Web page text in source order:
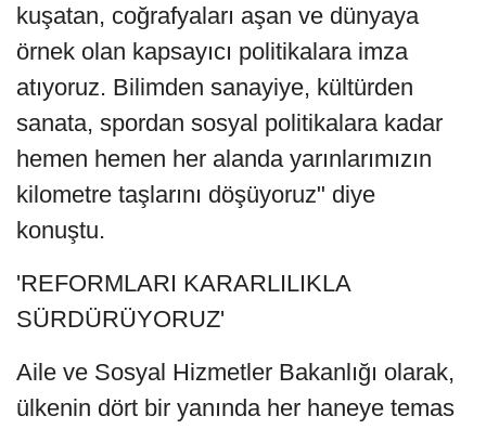
kuşatan, coğrafyaları aşan ve dünyaya
örnek olan kapsayıcı politikalara imza
atıyoruz. Bilimden sanayiye, kültürden
sanata, spordan sosyal politikalara kadar
hemen hemen her alanda yarınlarımızın
kilometre taşlarını döşüyoruz" diye
konuştu.
'REFORMLARI KARARLILIKLA
SÜRDÜRÜYORUZ'
Aile ve Sosyal Hizmetler Bakanlığı olarak,
ülkenin dört bir yanında her haneye temas